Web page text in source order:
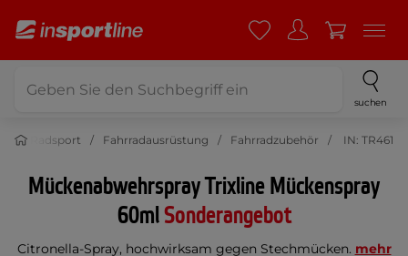
suchen
Radsport Fahrradausrüstung Fahrradzubehör IN: TR461
Mückenabwehrspray Trixline Mückenspray
60mlSonderangebot
Citronella-Spray, hochwirksam gegen Stechmücken. mehr